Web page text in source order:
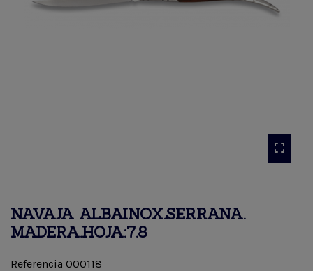
NAVAJA ALBAINOX.SERRANA.
MADERA.HOJA:7.8
Referencia 000118